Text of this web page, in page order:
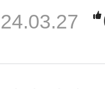
24.03.27